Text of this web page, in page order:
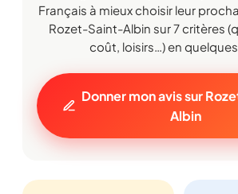
Français à mieux choisir leur
Rozet-Saint-Albin sur 7 critères
coût, loisirs…) en
Donner mon avis sur
Albin